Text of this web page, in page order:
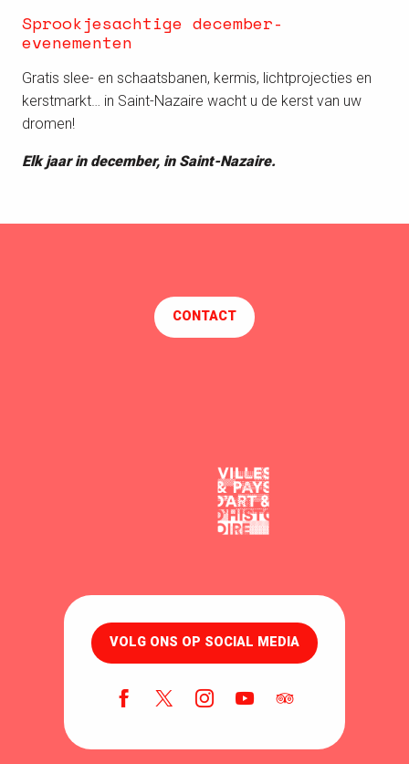
Sprookjesachtige december-
evenementen
Gratis slee- en schaatsbanen, kermis, lichtprojecties en
kerstmarkt… in Saint-Nazaire wacht u de kerst van uw
dromen!
Elk jaar in december, in Saint-Nazaire.
CONTACT
VOLG ONS OP SOCIAL MEDIA